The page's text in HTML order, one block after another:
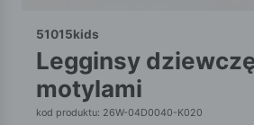
51015kids
legginsy dziewczęce z
motylami
kod produktu: 26W-04D0040-K020